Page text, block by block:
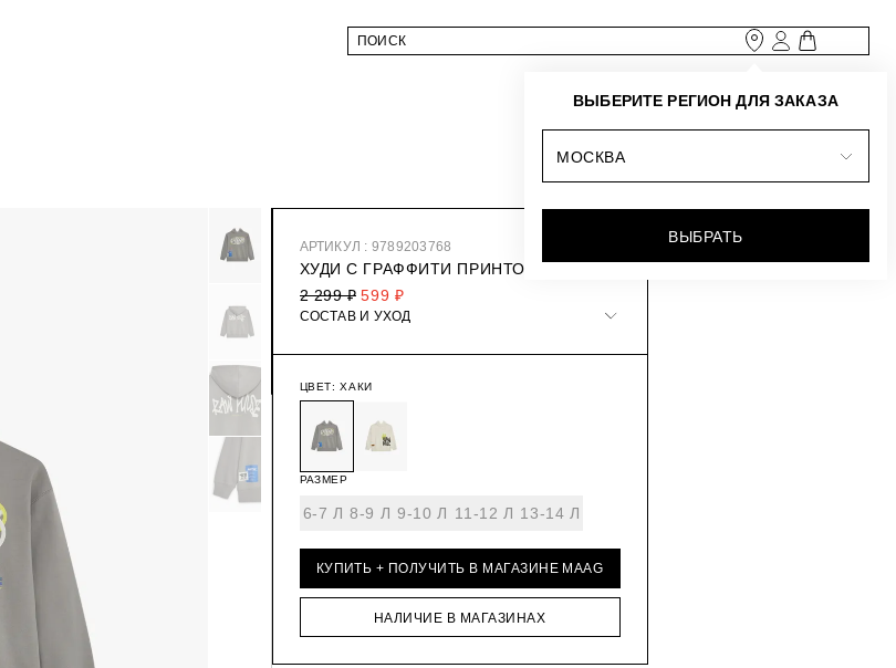
АРТИКУЛ : 9789203768
ХУДИ С ГРАФФИТИ ПРИНТОМ
599 ₽
2 299 ₽
СОСТАВ И УХОД
ЦВЕТ: ХАКИ
РАЗМЕР
6-7 Л 8-9 Л 9-10 Л 11-12 Л 13-14 Л
КУПИТЬ + ПОЛУЧИТЬ В МАГАЗИНЕ MAAG
НАЛИЧИЕ В МАГАЗИНАХ
ВЫБЕРИТЕ РЕГИОН ДЛЯ ЗАКАЗА
МОСКВА
ВЫБРАТЬ